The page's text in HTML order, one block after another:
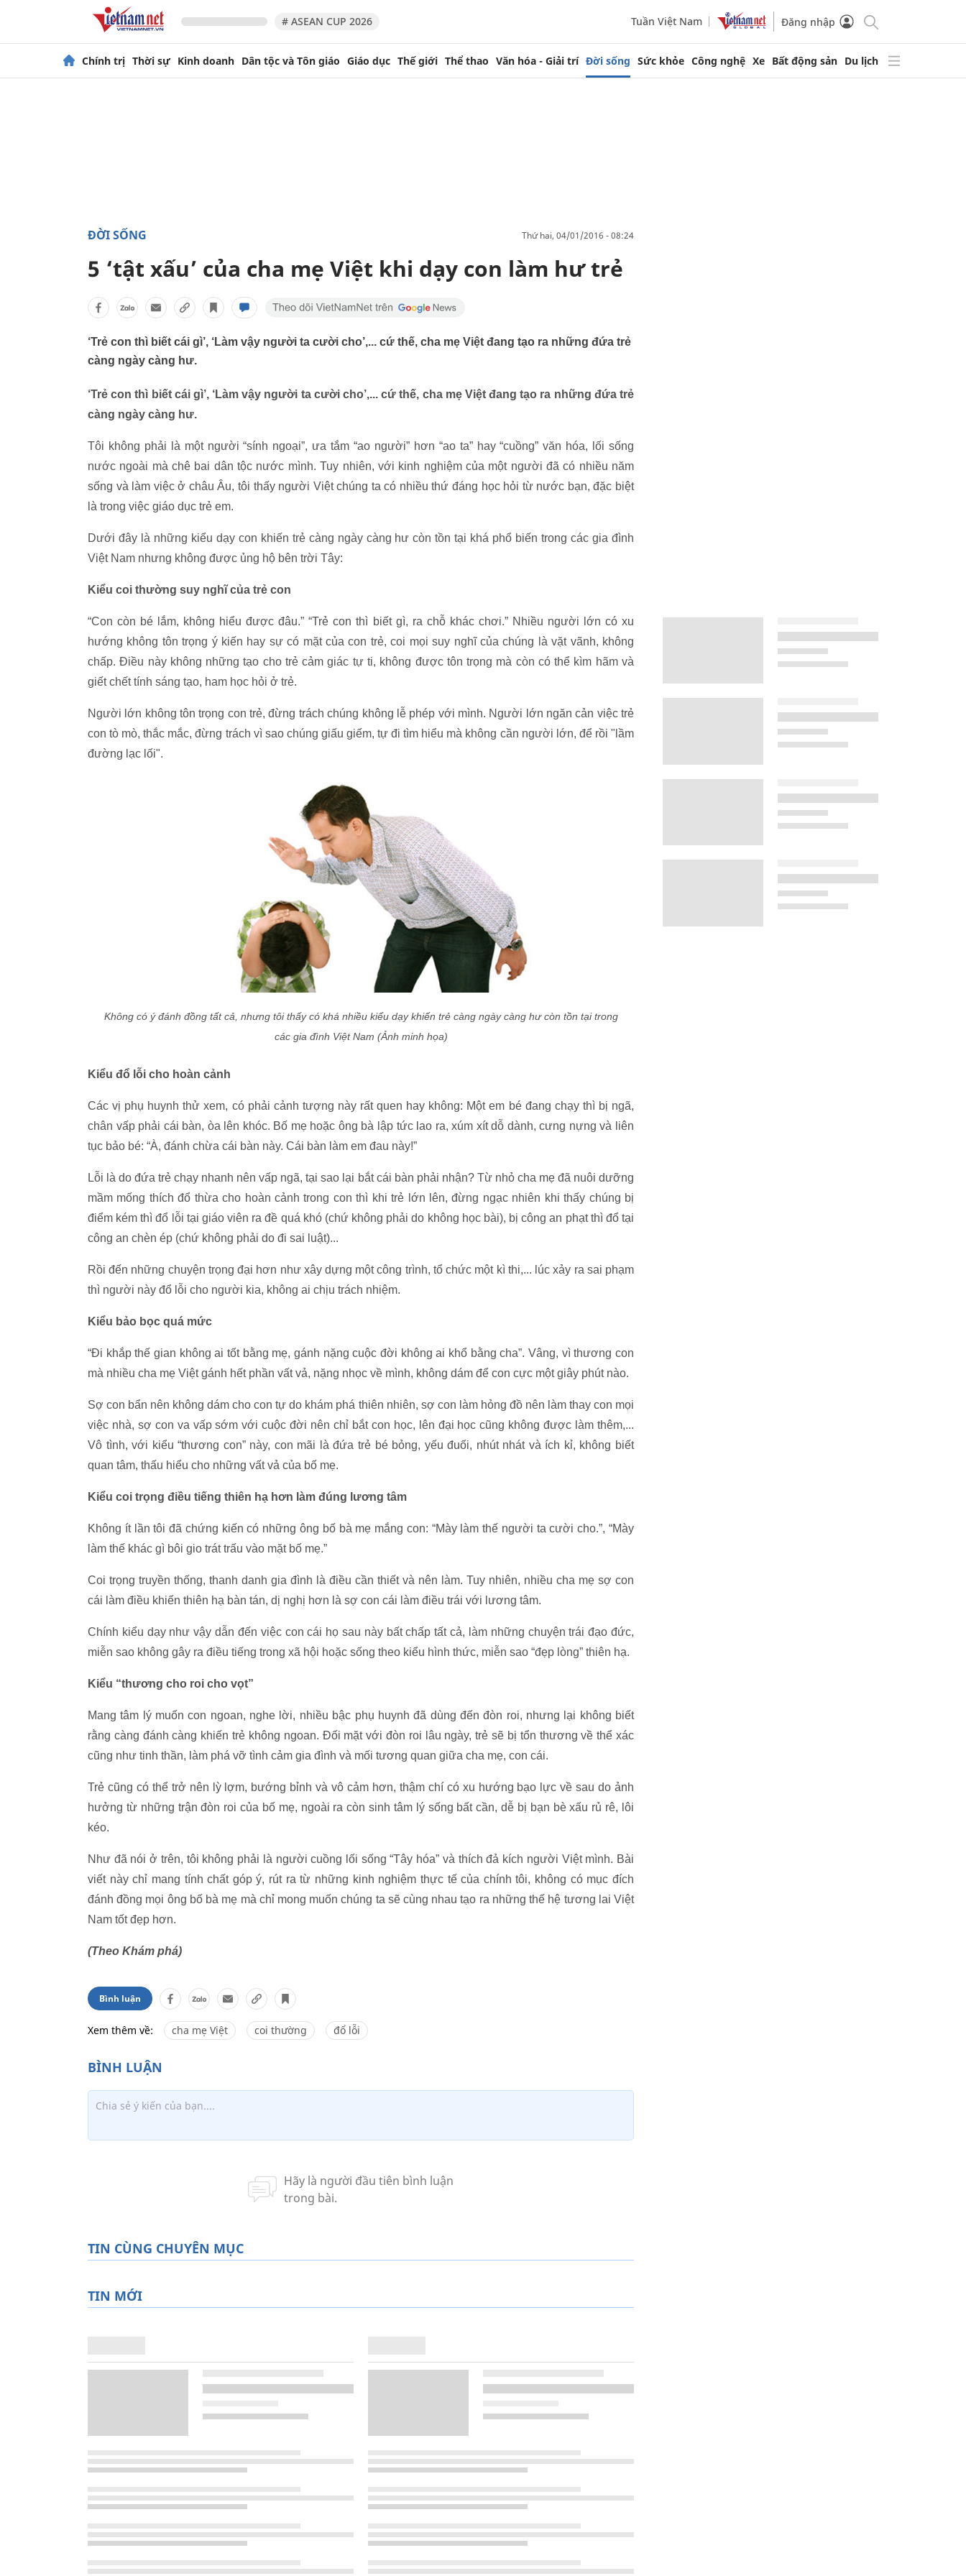
# ASEAN CUP 2026 Tuần Việt Nam Đăng nhập
Chính trị Thời sự Kinh doanh Dân tộc và Tôn giáo Giáo dục Thế giới Thể thao Văn hóa - Giải trí Đời sống Sức khỏe Công nghệ Xe Bất động sản Du lịch
ĐỜI SỐNG thứ hai, 04/01/2016 - 08:24
5 ‘tật xấu’ của cha mẹ Việt khi dạy con làm hư trẻ
‘Trẻ con thì biết cái gì’, ‘Làm vậy người ta cười cho’,... cứ thế, cha mẹ Việt đang tạo ra những đứa trẻ
càng ngày càng hư.
‘Trẻ con thì biết cái gì’, ‘Làm vậy người ta cười cho’,... cứ thế, cha mẹ Việt đang tạo ra những đứa trẻ
càng ngày càng hư.
Tôi không phải là một người “sính ngoại”, ưa tắm “ao người” hơn “ao ta” hay “cuồng” văn hóa, lối sống
nước ngoài mà chê bai dân tộc nước mình. Tuy nhiên, với kinh nghiệm của một người đã có nhiều năm
sống và làm việc ở châu Âu, tôi thấy người Việt chúng ta có nhiều thứ đáng học hỏi từ nước bạn, đặc biệt
là trong việc giáo dục trẻ em.
Dưới đây là những kiểu dạy con khiến trẻ càng ngày càng hư còn tồn tại khá phổ biến trong các gia đình
Việt Nam nhưng không được ủng hộ bên trời Tây:
Kiểu coi thường suy nghĩ của trẻ con
“Con còn bé lắm, không hiểu được đâu.” “Trẻ con thì biết gì, ra chỗ khác chơi.” Nhiều người lớn có xu
hướng không tôn trọng ý kiến hay sự có mặt của con trẻ, coi mọi suy nghĩ của chúng là vặt vãnh, không
chấp. Điều này không những tạo cho trẻ cảm giác tự ti, không được tôn trọng mà còn có thể kìm hãm và
giết chết tính sáng tạo, ham học hỏi ở trẻ.
Người lớn không tôn trọng con trẻ, đừng trách chúng không lễ phép với mình. Người lớn ngăn cản việc trẻ
con tò mò, thắc mắc, đừng trách vì sao chúng giấu giếm, tự đi tìm hiểu mà không cần người lớn, để rồi "lầm
đường lạc lối".
Không có ý đánh đồng tất cả, nhưng tôi thấy có khá nhiều kiểu dạy khiến trẻ càng ngày càng hư còn tồn tại trong
các gia đình Việt Nam (Ảnh minh họa)
Kiểu đổ lỗi cho hoàn cảnh
Các vị phụ huynh thử xem, có phải cảnh tượng này rất quen hay không: Một em bé đang chạy thì bị ngã,
chân vấp phải cái bàn, òa lên khóc. Bố mẹ hoặc ông bà lập tức lao ra, xúm xít dỗ dành, cưng nựng và liên
tục bảo bé: “À, đánh chừa cái bàn này. Cái bàn làm em đau này!”
Lỗi là do đứa trẻ chạy nhanh nên vấp ngã, tại sao lại bắt cái bàn phải nhận? Từ nhỏ cha mẹ đã nuôi dưỡng
mầm mống thích đổ thừa cho hoàn cảnh trong con thì khi trẻ lớn lên, đừng ngạc nhiên khi thấy chúng bị
điểm kém thì đổ lỗi tại giáo viên ra đề quá khó (chứ không phải do không học bài), bị công an phạt thì đổ tại
công an chèn ép (chứ không phải do đi sai luật)...
Rồi đến những chuyện trọng đại hơn như xây dựng một công trình, tổ chức một kì thi,... lúc xảy ra sai phạm
thì người này đổ lỗi cho người kia, không ai chịu trách nhiệm.
Kiểu bảo bọc quá mức
“Đi khắp thế gian không ai tốt bằng mẹ, gánh nặng cuộc đời không ai khổ bằng cha”. Vâng, vì thương con
mà nhiều cha mẹ Việt gánh hết phần vất vả, nặng nhọc về mình, không dám để con cực một giây phút nào.
Sợ con bẩn nên không dám cho con tự do khám phá thiên nhiên, sợ con làm hỏng đồ nên làm thay con mọi
việc nhà, sợ con va vấp sớm với cuộc đời nên chỉ bắt con học, lên đại học cũng không được làm thêm,...
Vô tình, với kiểu “thương con” này, con mãi là đứa trẻ bé bỏng, yếu đuối, nhút nhát và ích kỉ, không biết
quan tâm, thấu hiểu cho những vất vả của bố mẹ.
Kiểu coi trọng điều tiếng thiên hạ hơn làm đúng lương tâm
Không ít lần tôi đã chứng kiến có những ông bố bà mẹ mắng con: “Mày làm thế người ta cười cho.”, “Mày
làm thế khác gì bôi gio trát trấu vào mặt bố mẹ.”
Coi trọng truyền thống, thanh danh gia đình là điều cần thiết và nên làm. Tuy nhiên, nhiều cha mẹ sợ con
cái làm điều khiến thiên hạ bàn tán, dị nghị hơn là sợ con cái làm điều trái với lương tâm.
Chính kiểu dạy như vậy dẫn đến việc con cái họ sau này bất chấp tất cả, làm những chuyện trái đạo đức,
miễn sao không gây ra điều tiếng trong xã hội hoặc sống theo kiểu hình thức, miễn sao “đẹp lòng” thiên hạ.
Kiểu “thương cho roi cho vọt”
Mang tâm lý muốn con ngoan, nghe lời, nhiều bậc phụ huynh đã dùng đến đòn roi, nhưng lại không biết
rằng càng đánh càng khiến trẻ không ngoan. Đối mặt với đòn roi lâu ngày, trẻ sẽ bị tổn thương về thể xác
cũng như tinh thần, làm phá vỡ tình cảm gia đình và mối tương quan giữa cha mẹ, con cái.
Trẻ cũng có thể trở nên lỳ lợm, bướng bỉnh và vô cảm hơn, thậm chí có xu hướng bạo lực về sau do ảnh
hưởng từ những trận đòn roi của bố mẹ, ngoài ra còn sinh tâm lý sống bất cần, dễ bị bạn bè xấu rủ rê, lôi
kéo.
Như đã nói ở trên, tôi không phải là người cuồng lối sống “Tây hóa” và thích đả kích người Việt mình. Bài
viết này chỉ mang tính chất góp ý, rút ra từ những kinh nghiệm thực tế của chính tôi, không có mục đích
đánh đồng mọi ông bố bà mẹ mà chỉ mong muốn chúng ta sẽ cùng nhau tạo ra những thế hệ tương lai Việt
Nam tốt đẹp hơn.
(Theo Khám phá)
Bình luận
Xem thêm về: cha mẹ Việt coi thường đổ lỗi
TIN CÙNG CHUYÊN MỤC
TIN MỚI